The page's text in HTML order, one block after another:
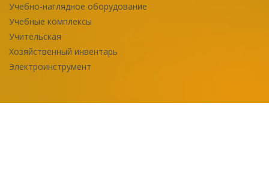
Учебно-наглядное оборудование
Учебные комплексы
Учительская
Хозяйственный инвентарь
Электроинструмент